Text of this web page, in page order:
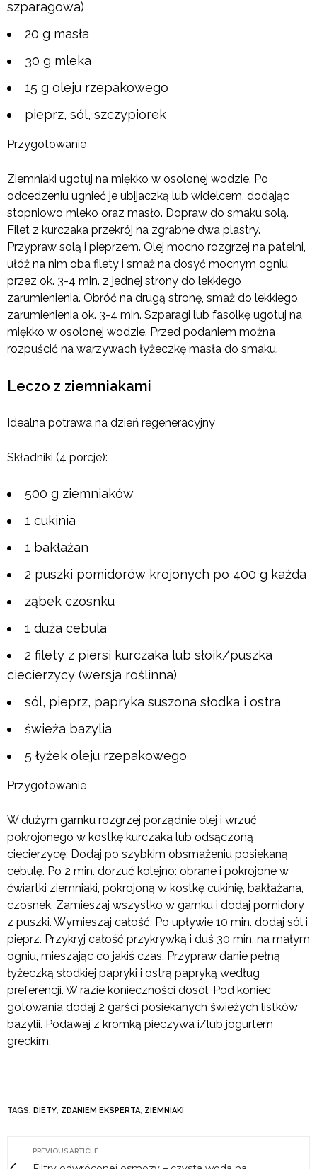
szparagowa)
20 g masła
30 g mleka
15 g oleju rzepakowego
pieprz, sól, szczypiorek
Przygotowanie
Ziemniaki ugotuj na miękko w osolonej wodzie. Po
odcedzeniu ugnieć je ubijaczką lub widelcem, dodając
stopniowo mleko oraz masło. Dopraw do smaku solą.
Filet z kurczaka przekrój na zgrabne dwa plastry.
Przypraw solą i pieprzem. Olej mocno rozgrzej na patelni,
ułóż na nim oba filety i smaż na dosyć mocnym ogniu
przez ok. 3-4 min. z jednej strony do lekkiego
zarumienienia. Obróć na drugą stronę, smaż do lekkiego
zarumienienia ok. 3-4 min. Szparagi lub fasolkę ugotuj na
miękko w osolonej wodzie. Przed podaniem można
rozpuścić na warzywach łyżeczkę masła do smaku.
Leczo z ziemniakami
Idealna potrawa na dzień regeneracyjny
Składniki (4 porcje):
500 g ziemniaków
1 cukinia
1 bakłażan
2 puszki pomidorów krojonych po 400 g każda
ząbek czosnku
1 duża cebula
2 filety z piersi kurczaka lub słoik/puszka
ciecierzycy (wersja roślinna)
sól, pieprz, papryka suszona słodka i ostra
świeża bazylia
5 łyżek oleju rzepakowego
Przygotowanie
W dużym garnku rozgrzej porządnie olej i wrzuć
pokrojonego w kostkę kurczaka lub odsączoną
ciecierzycę. Dodaj po szybkim obsmażeniu posiekaną
cebulę. Po 2 min. dorzuć kolejno: obrane i pokrojone w
ćwiartki ziemniaki, pokrojoną w kostkę cukinię, bakłażana,
czosnek. Zamieszaj wszystko w garnku i dodaj pomidory
z puszki. Wymieszaj całość. Po upływie 10 min. dodaj sól i
pieprz. Przykryj całość przykrywką i duś 30 min. na małym
ogniu, mieszając co jakiś czas. Przypraw danie pełną
łyżeczką słodkiej papryki i ostrą papryką według
preferencji. W razie konieczności dosól. Pod koniec
gotowania dodaj 2 garści posiekanych świeżych listków
bazylii. Podawaj z kromką pieczywa i/lub jogurtem
greckim.
TAGS: DIETY ZDANIEM EKSPERTA ZIEMNIAKI
PREVIOUS ARTICLE